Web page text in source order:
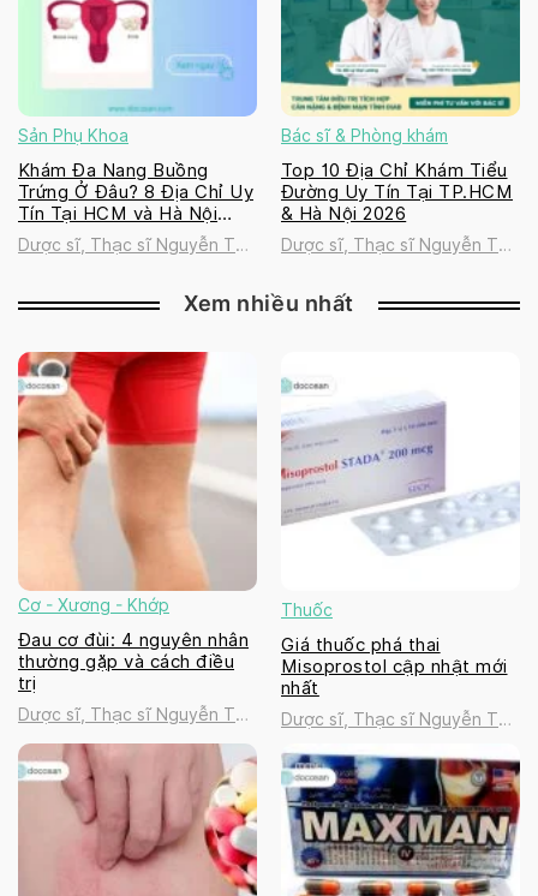
Sản Phụ Khoa
Khám Đa Nang Buồng
Trứng Ở Đâu? 8 Địa Chỉ Uy
Tín Tại HCM và Hà Nội
2026
Dược sĩ, Thạc sĩ Nguyễn Thị
Bác sĩ & Phòng khám
Top 10 Địa Chỉ Khám Tiểu
Đường Uy Tín Tại TP.HCM
& Hà Nội 2026
Dược sĩ, Thạc sĩ Nguyễn Thị
Xem nhiều nhất
Cơ - Xương - Khớp
Đau cơ đùi: 4 nguyên nhân
thường gặp và cách điều
trị
Dược sĩ, Thạc sĩ Nguyễn Thị
Thanh Tú
Thuốc
Giá thuốc phá thai
Misoprostol cập nhật mới
nhất
Dược sĩ, Thạc sĩ Nguyễn Thị